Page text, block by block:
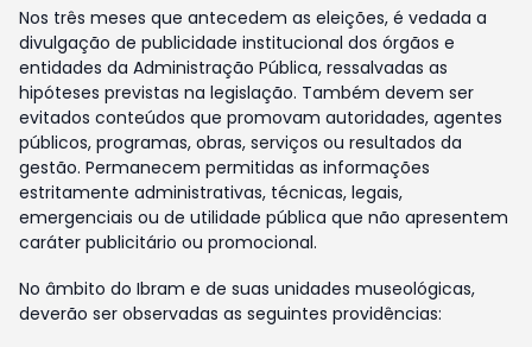
Nos três meses que antecedem as eleições, é vedada a
divulgação de publicidade institucional dos órgãos e
entidades da Administração Pública, ressalvadas as
hipóteses previstas na legislação. Também devem ser
evitados conteúdos que promovam autoridades, agentes
públicos, programas, obras, serviços ou resultados da
gestão. Permanecem permitidas as informações
estritamente administrativas, técnicas, legais,
emergenciais ou de utilidade pública que não apresentem
caráter publicitário ou promocional.
No âmbito do Ibram e de suas unidades museológicas,
deverão ser observadas as seguintes providências: